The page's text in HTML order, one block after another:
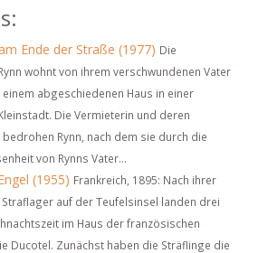
Ende der Straße (1977) Die
wohnt von ihrem verschwundenen Vater
abgeschiedenen Haus in einer
Die Vermieterin und deren
Rynn, nach dem sie durch die
von Rynns Vater...
(1955) Frankreich, 1895: Nach ihrer
Straflager auf der Teufelsinsel landen drei
im Haus der französischen
Ducotel. Zunächst haben die Sträflinge die